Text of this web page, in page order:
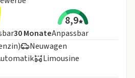
8,9
Laufzeit
30MonateAnpassbar
Neuwagen
Limousine